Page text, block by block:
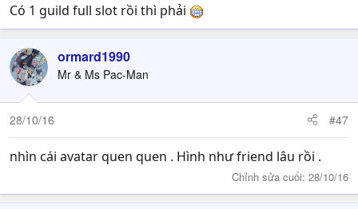
Có 1 guild full slot rồi thì phải
ormard1990
Mr & Ms Pac-Man
28/10/16 #47
nhìn cái avatar quen quen . Hình như friend lâu rồi .
Chỉnh sửa cuối: 28/10/16